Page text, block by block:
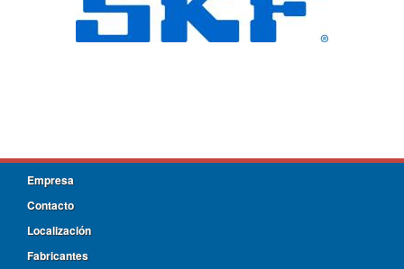
Empresa
Contacto
Localización
Fabricantes